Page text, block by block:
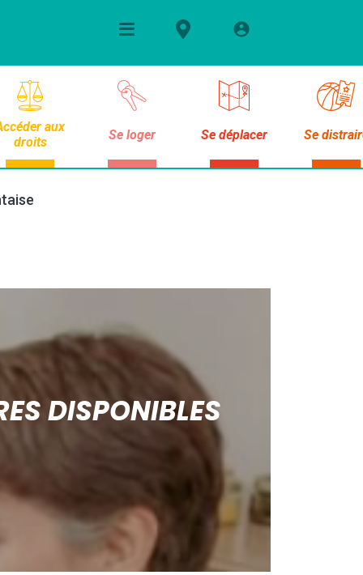
aux
droits
Se loger Se déplacer Se
DISPONIBLES